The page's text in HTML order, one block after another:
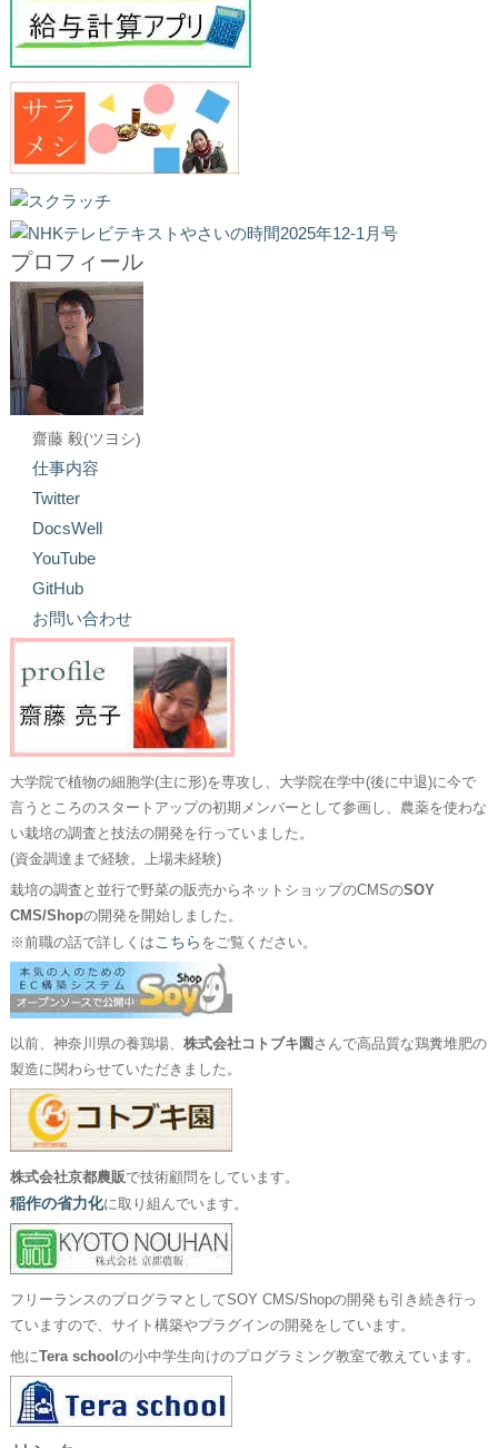
プロフィール
齋藤 毅(ツヨシ)
仕事内容
Twitter
DocsWell
YouTube
GitHub
お問い合わせ
大学院で植物の細胞学(主に形)を専攻し、大学院在学中(後に中退)に今で
言うところのスタートアップの初期メンバーとして参画し、農薬を使わな
い栽培の調査と技法の開発を行っていました。
(資金調達まで経験。上場未経験)
栽培の調査と並行で野菜の販売からネットショップのCMSのSOY
CMS/Shopの開発を開始しました。
※前職の話で詳しくはこちら をご覧ください。
以前、神奈川県の養鶏場、 株式会社コトブキ園 さんで高品質な鶏糞堆肥の
製造に関わらせていただきました。
株式会社京都農販で技術顧問をしています。
稲作の省力化に取り組んでいます。
フリーランスのプログラマとしてSOY CMS/Shopの開発も引き続き行っ
ていますので、サイト構築やプラグインの開発をしています。
他にTera school の小中学生向けのプログラミング教室で教えています。